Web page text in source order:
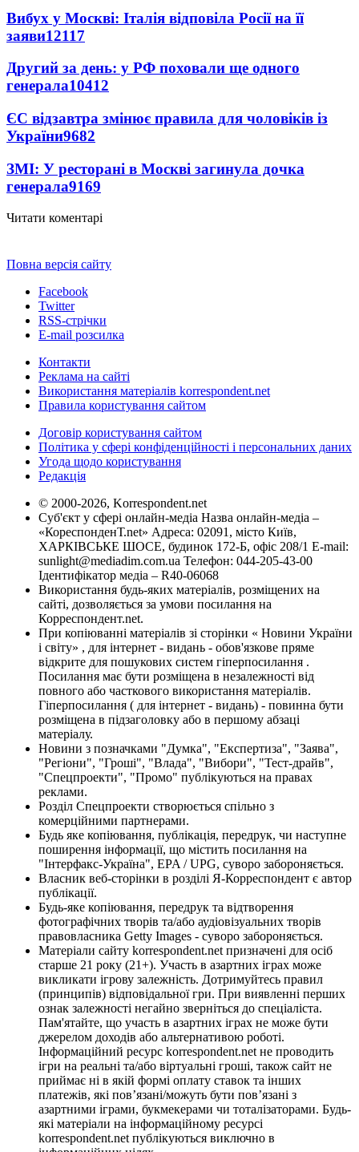
Вибух у Москві: Італія відповіла Росії на її
заяви12117
Другий за день: у РФ поховали ще одного
генерала10412
ЄС відзавтра змінює правила для чоловіків із
України9682
ЗМІ: У ресторані в Москві загинула дочка
генерала9169
Читати коментарі
Повна версія сайту
Facebook
Twitter
RSS-стрічки
E-mail розсилка
Контакти
Реклама на сайті
Використання матеріалів korrespondent.net
Правила користування сайтом
Договір користування сайтом
Політика у сфері конфіденційності і персональних даних
Угода щодо користування
Редакція
© 2000-2026, Korrespondent.net
Суб'єкт у сфері онлайн-медіа Назва онлайн-медіа –
«КореспонденТ.net» Адреса: 02091, місто Київ,
ХАРКІВСЬКЕ ШОСЕ, будинок 172-Б, офіс 208/1 E-mail:
sunlight@mediadim.com.ua Телефон: 044-205-43-00
Ідентифікатор медіа – R40-06068
Використання будь-яких матеріалів, розміщених на
сайті, дозволяється за умови посилання на
Корреспондент.net.
При копіюванні матеріалів зі сторінки « Новини України
і світу» , для інтернет - видань - обов'язкове пряме
відкрите для пошукових систем гіперпосилання .
Посилання має бути розміщена в незалежності від
повного або часткового використання матеріалів.
Гіперпосилання ( для інтернет - видань) - повинна бути
розміщена в підзаголовку або в першому абзаці
матеріалу.
Новини з позначками "Думка", "Експертиза", "Заява",
"Регіони", "Гроші", "Влада", "Вибори", "Тест-драйв",
"Спецпроекти", "Промо" публікуються на правах
реклами.
Розділ Спецпроекти створюється спільно з
комерційними партнерами.
Будь яке копіювання, публікація, передрук, чи наступне
поширення інформації, що містить посилання на
"Інтерфакс-Україна", EPA / UPG, суворо забороняється.
Власник веб-сторінки в розділі Я-Корреспондент є автор
публікації.
Будь-яке копіювання, передрук та відтворення
фотографічних творів та/або аудіовізуальних творів
правовласника Getty Images - суворо забороняється.
Матеріали сайту korrespondent.net призначені для осіб
старше 21 року (21+). Участь в азартних іграх може
викликати ігрову залежність. Дотримуйтесь правил
(принципів) відповідальної гри. При виявленні перших
ознак залежності негайно зверніться до спеціаліста.
Пам'ятайте, що участь в азартних іграх не може бути
джерелом доходів або альтернативою роботі.
Інформаційний ресурс korrespondent.net не проводить
ігри на реальні та/або віртуальні гроші, також сайт не
приймає ні в якій формі оплату ставок та інших
платежів, які пов’язані/можуть бути пов’язані з
азартними іграми, букмекерами чи тоталізаторами. Будь-
які матеріали на інформаційному ресурсі
korrespondent.net публікуються виключно в